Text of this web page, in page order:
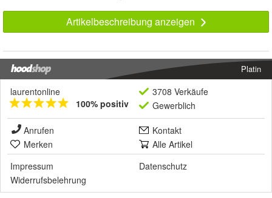
Artikelbeschreibung anzeigen
Platin
laurentonline
100% positiv
3708 Verkäufe
Gewerblich
Anrufen
Kontakt
Merken
Alle Artikel
Impressum
Datenschutz
Widerrufsbelehrung